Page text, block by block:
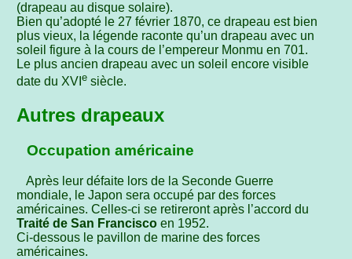
(drapeau au disque solaire).
Bien qu’adopté le 27 février 1870, ce drapeau est bien
plus vieux, la légende raconte qu’un drapeau avec un
soleil figure à la cours de l’empereur Monmu en 701.
Le plus ancien drapeau avec un soleil encore visible
date du XVIe siècle.
Autres drapeaux
Occupation américaine
Après leur défaite lors de la Seconde Guerre
mondiale, le Japon sera occupé par des forces
américaines. Celles-ci se retireront après l’accord du
Traité de San Francisco en 1952.
Ci-dessous le pavillon de marine des forces
américaines.